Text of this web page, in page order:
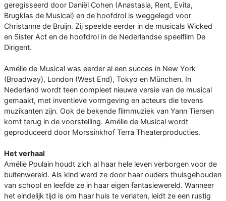
geregisseerd door Daniël Cohen (Anastasia, Rent, Evita,
Brugklas de Musical) en de hoofdrol is weggelegd voor
Christanne de Bruijn. Zij speelde eerder in de musicals Wicked
en Sister Act en de hoofdrol in de Nederlandse speelfilm De
Dirigent.
Amélie de Musical was eerder al een succes in New York
(Broadway), London (West End), Tokyo en München. In
Nederland wordt teen compleet nieuwe versie van de musical
gemaakt, met inventieve vormgeving en acteurs die tevens
muzikanten zijn. Ook de bekende filmmuziek van Yann Tiersen
komt terug in de voorstelling. Amélie de Musical wordt
geproduceerd door Morssinkhof Terra Theaterproducties.
Het verhaal
Amélie Poulain houdt zich al haar hele leven verborgen voor de
buitenwereld. Als kind werd ze door haar ouders thuisgehouden
van school en leefde ze in haar eigen fantasiewereld. Wanneer
het eindelijk tijd is om haar huis te verlaten, leidt ze een rustig